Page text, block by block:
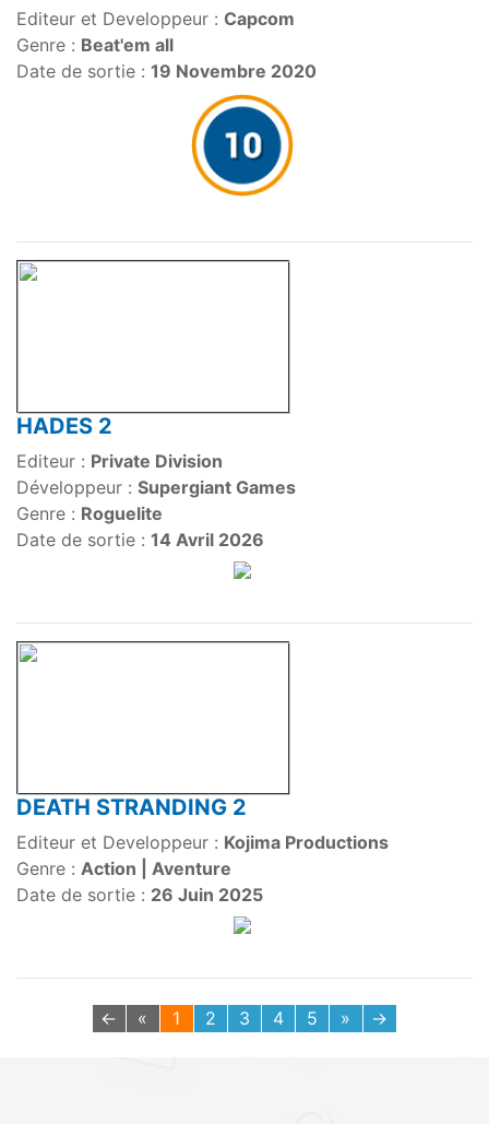
Editeur et Developpeur : Capcom
Genre : Beat'em all
Date de sortie : 19 Novembre 2020
HADES 2
Editeur : Private Division
Développeur : Supergiant Games
Genre : Roguelite
Date de sortie : 14 Avril 2026
DEATH STRANDING 2
Editeur et Developpeur : Kojima Productions
Genre : Action | Aventure
Date de sortie : 26 Juin 2025
← « 1 2 3 4 5 » →